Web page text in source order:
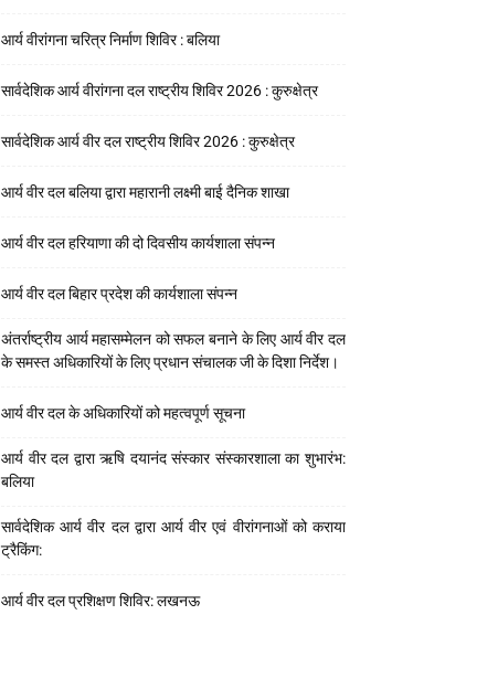
आर्य वीरांगना चरित्र निर्माण शिविर : बलिया
सार्वदेशिक आर्य वीरांगना दल राष्ट्रीय शिविर 2026 : कुरुक्षेत्र
सार्वदेशिक आर्य वीर दल राष्ट्रीय शिविर 2026 : कुरुक्षेत्र
आर्य वीर दल बलिया द्वारा महारानी लक्ष्मी बाई दैनिक शाखा
आर्य वीर दल हरियाणा की दो दिवसीय कार्यशाला संपन्न
आर्य वीर दल बिहार प्रदेश की कार्यशाला संपन्न
अंतर्राष्ट्रीय आर्य महासम्मेलन को सफल बनाने के लिए आर्य वीर दल
के समस्त अधिकारियों के लिए प्रधान संचालक जी के दिशा निर्देश।
आर्य वीर दल के अधिकारियों को महत्वपूर्ण सूचना
आर्य वीर दल द्वारा ऋषि दयानंद संस्कार संस्कारशाला का शुभारंभ:
बलिया
सार्वदेशिक आर्य वीर दल द्वारा आर्य वीर एवं वीरांगनाओं को कराया
ट्रैकिंग:
आर्य वीर दल प्रशिक्षण शिविर: लखनऊ